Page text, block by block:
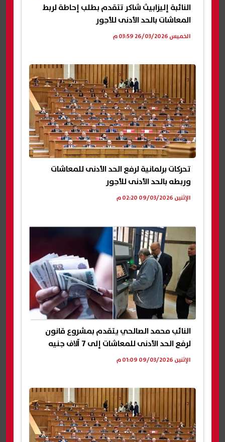
النائبة إليزابيث شاكر تتقدم بطلب إحاطة لربط
المعاشات بالحد الأدنى للأجور
الخميس 26/03/2026 03:59 م
تحركات برلمانية لرفع الحد الأدنى للمعاشات
وربطه بالحد الأدنى للأجور
الإثنين 09/03/2026 02:20 م
النائب محمد الصالحي يتقدم بمشروع قانون
لرفع الحد الأدنى للمعاشات إلى 7 آلاف جنيه
الإثنين 09/03/2026 01:09 م